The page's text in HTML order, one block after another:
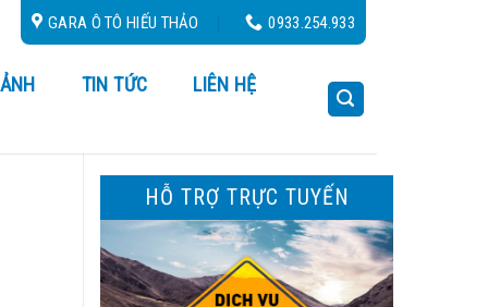
GARA Ô TÔ HIẾU THẢO 0933.254.933
TIN TỨC LIÊN HỆ
HỖ TRỢ TRỰC TUYẾN